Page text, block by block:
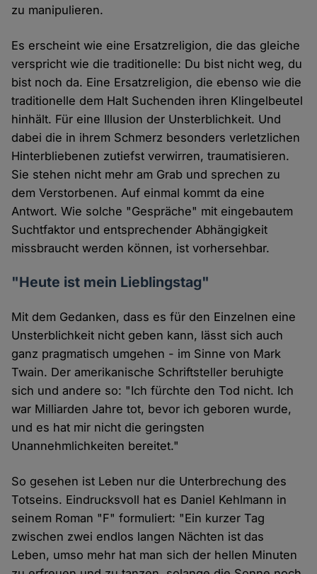
zu manipulieren.
Es erscheint wie eine Ersatzreligion, die das gleiche
verspricht wie die traditionelle: Du bist nicht weg, du
bist noch da. Eine Ersatzreligion, die ebenso wie die
traditionelle dem Halt Suchenden ihren Klingelbeutel
hinhält. Für eine Illusion der Unsterblichkeit. Und
dabei die in ihrem Schmerz besonders verletzlichen
Hinterbliebenen zutiefst verwirren, traumatisieren.
Sie stehen nicht mehr am Grab und sprechen zu
dem Verstorbenen. Auf einmal kommt da eine
Antwort. Wie solche "Gespräche" mit eingebautem
Suchtfaktor und entsprechender Abhängigkeit
missbraucht werden können, ist vorhersehbar.
"Heute ist mein Lieblingstag"
Mit dem Gedanken, dass es für den Einzelnen eine
Unsterblichkeit nicht geben kann, lässt sich auch
ganz pragmatisch umgehen - im Sinne von Mark
Twain. Der amerikanische Schriftsteller beruhigte
sich und andere so: "Ich fürchte den Tod nicht. Ich
war Milliarden Jahre tot, bevor ich geboren wurde,
und es hat mir nicht die geringsten
Unannehmlichkeiten bereitet."
So gesehen ist Leben nur die Unterbrechung des
Totseins. Eindrucksvoll hat es Daniel Kehlmann in
seinem Roman "F" formuliert: "Ein kurzer Tag
zwischen zwei endlos langen Nächten ist das
Leben, umso mehr hat man sich der hellen Minuten